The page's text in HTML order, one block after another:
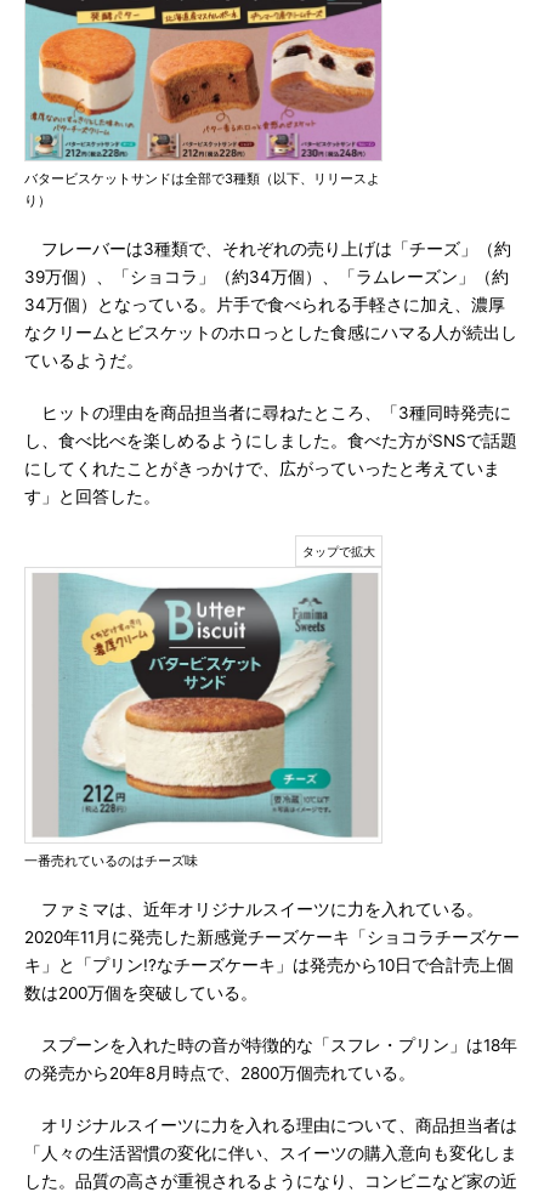
バタービスケットサンドは全部で3種類（以下、リリースよ
り）
フレーバーは3種類で、それぞれの売り上げは「チーズ」（約
39万個）、「ショコラ」（約34万個）、「ラムレーズン」（約
34万個）となっている。片手で食べられる手軽さに加え、濃厚
なクリームとビスケットのホロっとした食感にハマる人が続出し
ているようだ。
ヒットの理由を商品担当者に尋ねたところ、「3種同時発売に
し、食べ比べを楽しめるようにしました。食べた方がSNSで話題
にしてくれたことがきっかけで、広がっていったと考えていま
す」と回答した。
一番売れているのはチーズ味
ファミマは、近年オリジナルスイーツに力を入れている。
2020年11月に発売した新感覚チーズケーキ「ショコラチーズケー
キ」と「プリン!?なチーズケーキ」は発売から10日で合計売上個
数は200万個を突破している。
スプーンを入れた時の音が特徴的な「スフレ・プリン」は18年
の発売から20年8月時点で、2800万個売れている。
オリジナルスイーツに力を入れる理由について、商品担当者は
「人々の生活習慣の変化に伴い、スイーツの購入意向も変化しま
した。品質の高さが重視されるようになり、コンビニなど家の近